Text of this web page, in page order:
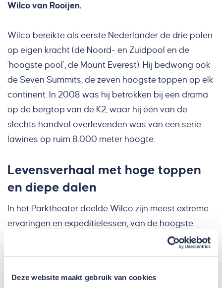
Deze website maakt gebruik van cookies
Wilco van Rooijen.
Wilco bereikte als eerste Nederlander de drie polen
op eigen kracht (de Noord- en Zuidpool en de
'hoogste pool', de Mount Everest). Hij bedwong ook
de Seven Summits, de zeven hoogste toppen op elk
continent. In 2008 was hij betrokken bij een drama
op de bergtop van de K2, waar hij één van de
slechts handvol overlevenden was van een serie
lawines op ruim 8.000 meter hoogte.
Levensverhaal met hoge toppen
en diepe dalen
In het Parktheater deelde Wilco zijn meest extreme
ervaringen en expeditielessen, van de hoogste
toppen tot zijn diepste dalen. Kenmerkende thema’s
persoonlijke versus collectieve doelen en